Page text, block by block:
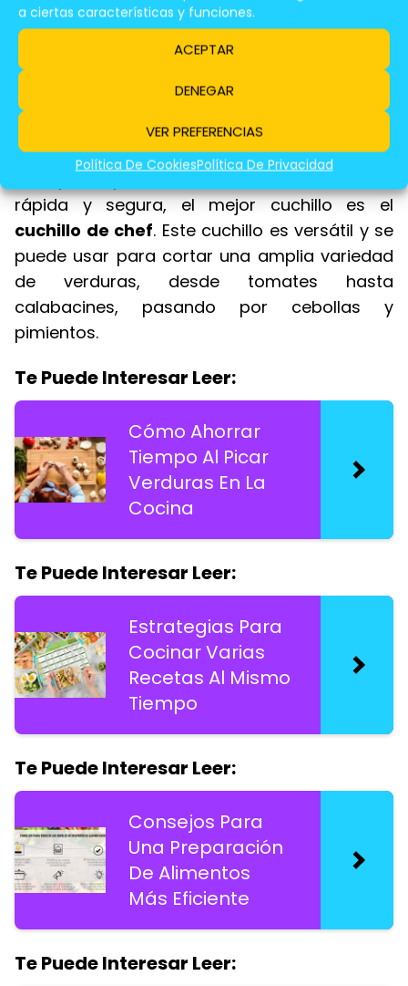
a ciertas características y funciones.
ACEPTAR
DENEGAR
VER PREFERENCIAS
Política De CookiesPolítica De Privacidad
Receta De
Shawarma De
Tradicional
rápida y segura, el mejor cuchillo es el
cuchillo de chef. Este cuchillo es versátil y se
puede usar para cortar una amplia variedad
de verduras, desde tomates hasta
calabacines, pasando por cebollas y
pimientos.
Te Puede Interesar Leer:
Cómo Ahorrar
Tiempo Al Picar
Verduras En La
Cocina
Te Puede Interesar Leer:
Estrategias Para
Cocinar Varias
Recetas Al Mismo
Tiempo
Te Puede Interesar Leer:
Consejos Para
Una Preparación
De Alimentos
Más Eficiente
Te Puede Interesar Leer: